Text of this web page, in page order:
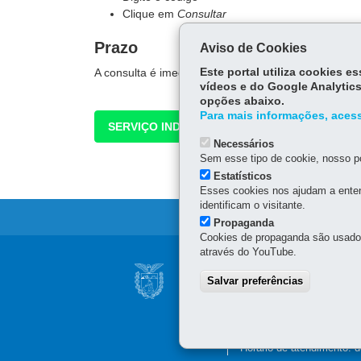
Clique em Consultar
Prazo
A consulta é imediata.
SERVIÇO INDISPONÍVEL NO MOMENTO
Navegação
principal
SECRETARIA DE
Horário de atendimento:
Aviso de Cookies
Este portal utiliza cookies
vídeos e do Google
opções abaixo.
Para mais informações,
Necessários
Sem esse tipo de cookie, nosso
Estatísticos
Esses cookies nos ajudam a
identificam o visitante.
Propaganda
Cookies de propaganda são
através do YouTube.
Salvar preferências